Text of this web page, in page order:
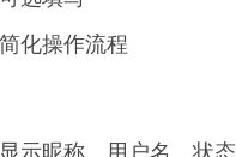
简化操作流程